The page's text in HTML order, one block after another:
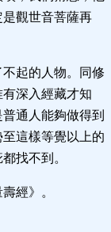
觀世音菩薩再
起的人物。同修
深入經藏才知
通人能夠做得到
這樣等覺以上的
找不到。
經》。